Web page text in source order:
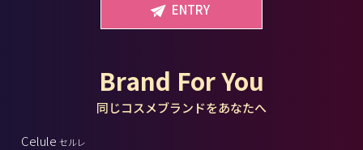
ENTRY
Brand For You
同じコスメブランドをあなたへ
Celule セルレ